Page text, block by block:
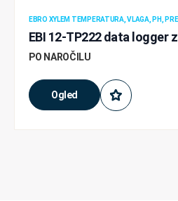
EBRO XYLEM TEMPERATURA, VLAGA, PH,
EBI 12-TP222 data logger
Ogled
PO NAROČILU